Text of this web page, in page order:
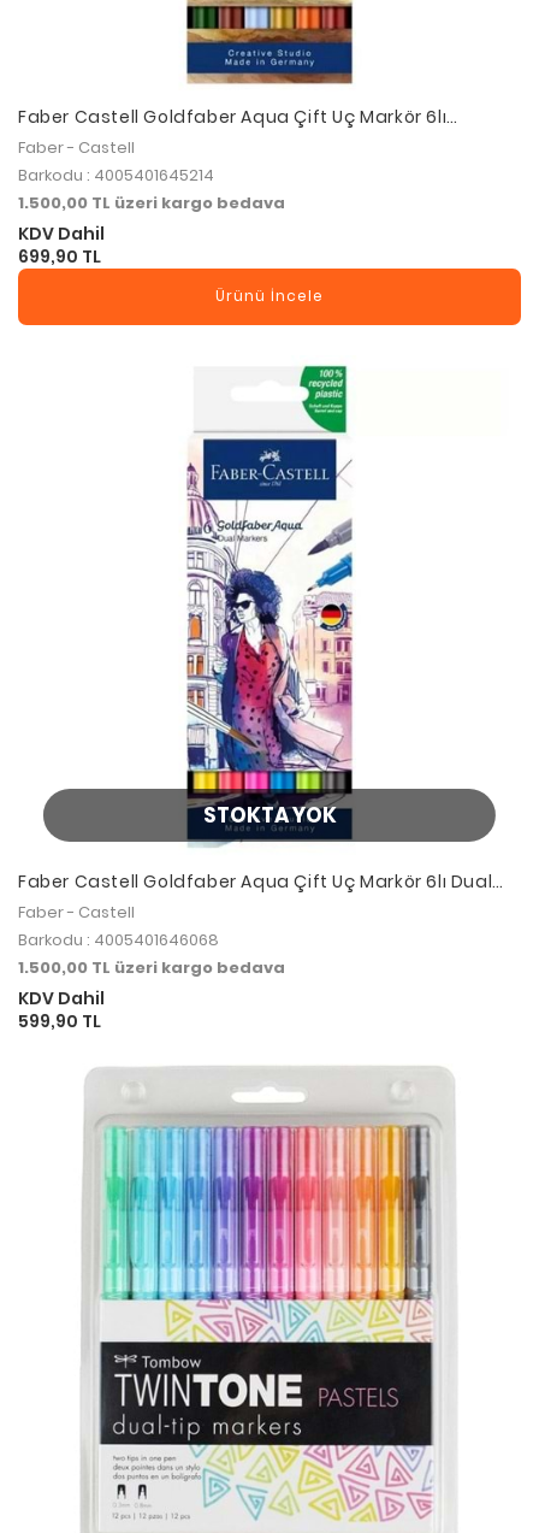
Faber Castell Goldfaber Aqua Çift Uç Markör 6lı
Tuscany
Faber - Castell
Barkodu : 4005401645214
1.500,00 TL üzeri kargo bedava
KDV Dahil
699,90 TL
Ürünü İncele
STOKTA YOK
Faber Castell Goldfaber Aqua Çift Uç Markör 6lı Dual
Markers
Faber - Castell
Barkodu : 4005401646068
1.500,00 TL üzeri kargo bedava
KDV Dahil
599,90 TL